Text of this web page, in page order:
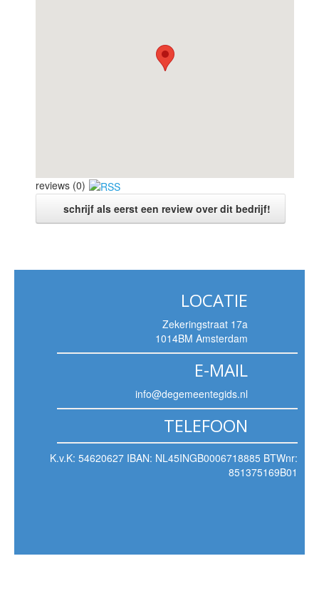
reviews (0)
schrijf als eerst een review over dit bedrijf!
LOCATIE
Zekeringstraat 17a
1014BM Amsterdam
E-MAIL
info@degemeentegids.nl
TELEFOON
K.v.K: 54620627 IBAN: NL45INGB0006718885 BTWnr:
851375169B01